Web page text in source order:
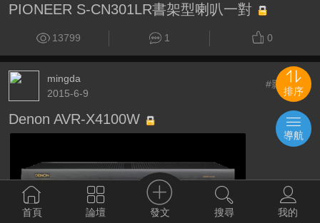
PIONEER S-CN301LR書架型喇叭一對
13799 1 0
mingda
2015-6-9
#影音產品
Denon AVR-X4100W
首頁 論壇 發文 搜尋 我的
排序
導航